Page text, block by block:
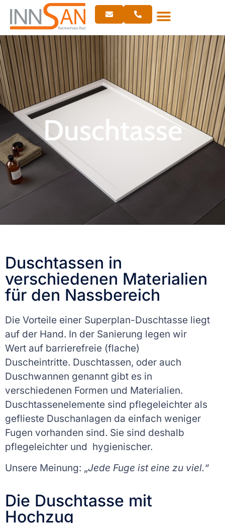
Duschtasse
Duschtassen in
verschiedenen Materialien
für den Nassbereich
Die Vorteile einer Superplan-Duschtasse liegt
auf der Hand. In der Sanierung legen wir
Wert auf barrierefreie (flache)
Duscheintritte. Duschtassen, oder auch
Duschwannen genannt gibt es in
verschiedenen Formen und Materialien.
Duschtassenelemente sind pflegeleichter als
geflieste Duschanlagen da einfach weniger
Fugen vorhanden sind. Sie sind deshalb
pflegeleichter und hygienischer.
Unsere Meinung: „Jede Fuge ist eine zu viel.“
Die Duschtasse mit
Hochzug